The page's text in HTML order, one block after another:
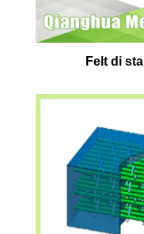
Felt di